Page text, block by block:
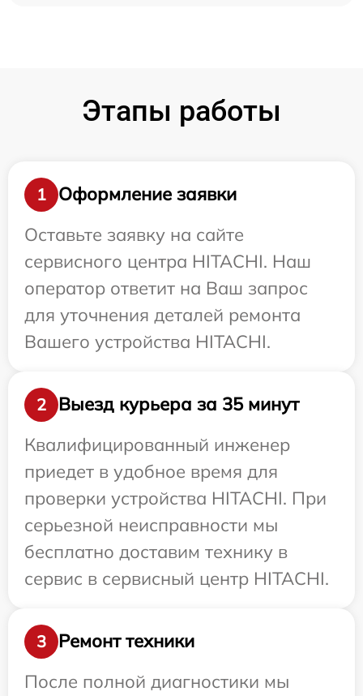
Этапы работы
1
Оформление заявки
Оставьте заявку на сайте
сервисного центра HITACHI. Наш
оператор ответит на Ваш запрос
для уточнения деталей ремонта
Вашего устройства HITACHI.
2
Выезд курьера за 35 минут
Квалифицированный инженер
приедет в удобное время для
проверки устройства HITACHI. При
серьезной неисправности мы
бесплатно доставим технику в
сервис в сервисный центр HITACHI.
3
Ремонт техники
После полной диагностики мы